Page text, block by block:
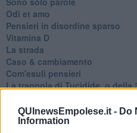
QUInewsEmpolese.it - Do
Information
Odi et amo
Pensieri in disordine sparso
Vitamina D
La strada
Caso & cambiamento
Com'esuli pensieri
La trappola di Tucidide, o della
Ad Astra
Storia di io - Quasi un compito